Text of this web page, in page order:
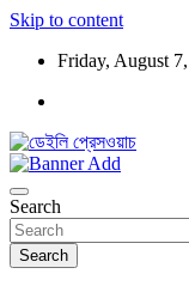
Skip to content
Friday, August
ডেইলি প্রেসওয়াচ
Search
Search